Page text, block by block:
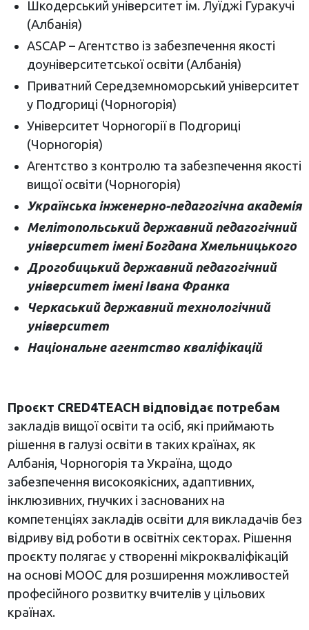
Шкодерський університет ім. Луїджі Гуракучі
(Албанія)
ASCAP – Агентство із забезпечення якості
доуніверситетської освіти (Албанія)
Приватний Середземноморський університет
у Подгориці (Чорногорія)
Університет Чорногорії в Подгориці
(Чорногорія)
Агентство з контролю та забезпечення якості
вищої освіти (Чорногорія)
Українська інженерно-педагогічна академія
Мелітопольський державний педагогічний
університет імені Богдана Хмельницького
Дрогобицький державний педагогічний
університет імені Івана Франка
Черкаський державний технологічний
університет
Національне агентство кваліфікацій
Проєкт CRED4TEACH відповідає потребам
закладів вищої освіти та осіб, які приймають
рішення в галузі освіти в таких країнах, як
Албанія, Чорногорія та Україна, щодо
забезпечення високоякісних, адаптивних,
інклюзивних, гнучких і заснованих на
компетенціях закладів освіти для викладачів без
відриву від роботи в освітніх секторах. Рішення
проєкту полягає у створенні мікрокваліфікацій
на основі MOOC для розширення можливостей
професійного розвитку вчителів у цільових
країнах.